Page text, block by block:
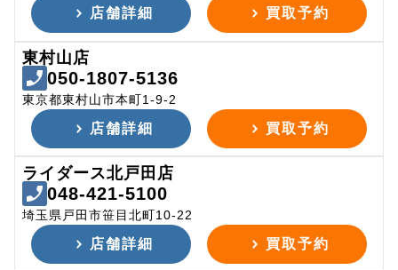
店舗詳細 買取予約
東村山店
050-1807-5136
東京都東村山市本町1-9-2
店舗詳細 買取予約
ライダース北戸田店
048-421-5100
埼玉県戸田市笹目北町10-22
店舗詳細 買取予約